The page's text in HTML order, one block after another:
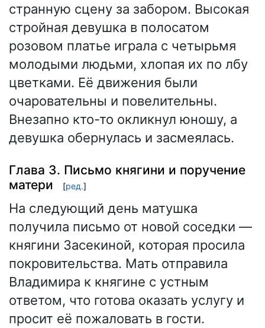
странную сцену за забором. Высокая
стройная девушка в полосатом
розовом платье играла с четырьмя
молодыми людьми, хлопая их по лбу
цветками. Её движения были
очаровательны и повелительны.
Внезапно кто-то окликнул юношу, а
девушка обернулась и засмеялась.
Глава 3. Письмо княгини и поручение
матери
[ред.]
На следующий день матушка
получила письмо от новой соседки —
княгини Засекиной, которая просила
покровительства. Мать отправила
Владимира к княгине с устным
ответом, что готова оказать услугу и
просит её пожаловать в гости.